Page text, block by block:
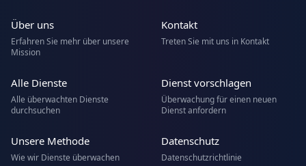
Über uns
Erfahren Sie mehr über unsere
Mission
Kontakt
Treten Sie mit uns in Kontakt
Alle Dienste
Alle überwachten Dienste
durchsuchen
Dienst vorschlagen
Überwachung für einen neuen
Dienst anfordern
Unsere Methode
Wie wir Dienste überwachen
Datenschutz
Datenschutzrichtlinie